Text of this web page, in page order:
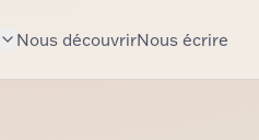
Nous découvrirNous écrire